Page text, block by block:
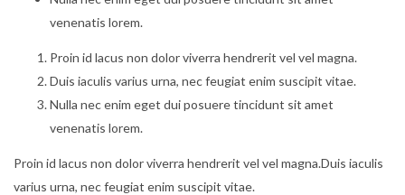
venenatis lorem.
Proin id lacus non dolor viverra hendrerit vel vel magna.
Duis iaculis varius urna, nec feugiat enim suscipit vitae.
Nulla nec enim eget dui posuere tincidunt sit amet
venenatis lorem.
Proin id lacus non dolor viverra hendrerit vel vel magna.Duis iaculis
varius urna, nec feugiat enim suscipit vitae.